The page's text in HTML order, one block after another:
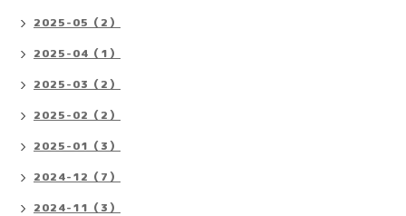
2025-05（2）
2025-04（1）
2025-03（2）
2025-02（2）
2025-01（3）
2024-12（7）
2024-11（3）